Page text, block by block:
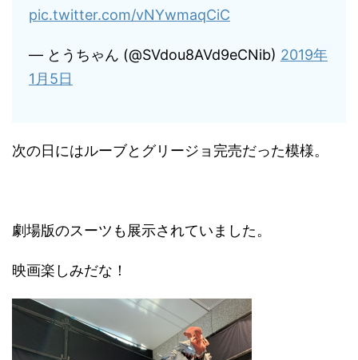
pic.twitter.com/vNYwmaqCiC
— とうちゃん (@SVdou8AVd9eCNib) 2019年
1月5日
次の日にはルーブとグリージョ完売だった模様。
劇場版のスーツも展示されていました。
映画楽しみだな！